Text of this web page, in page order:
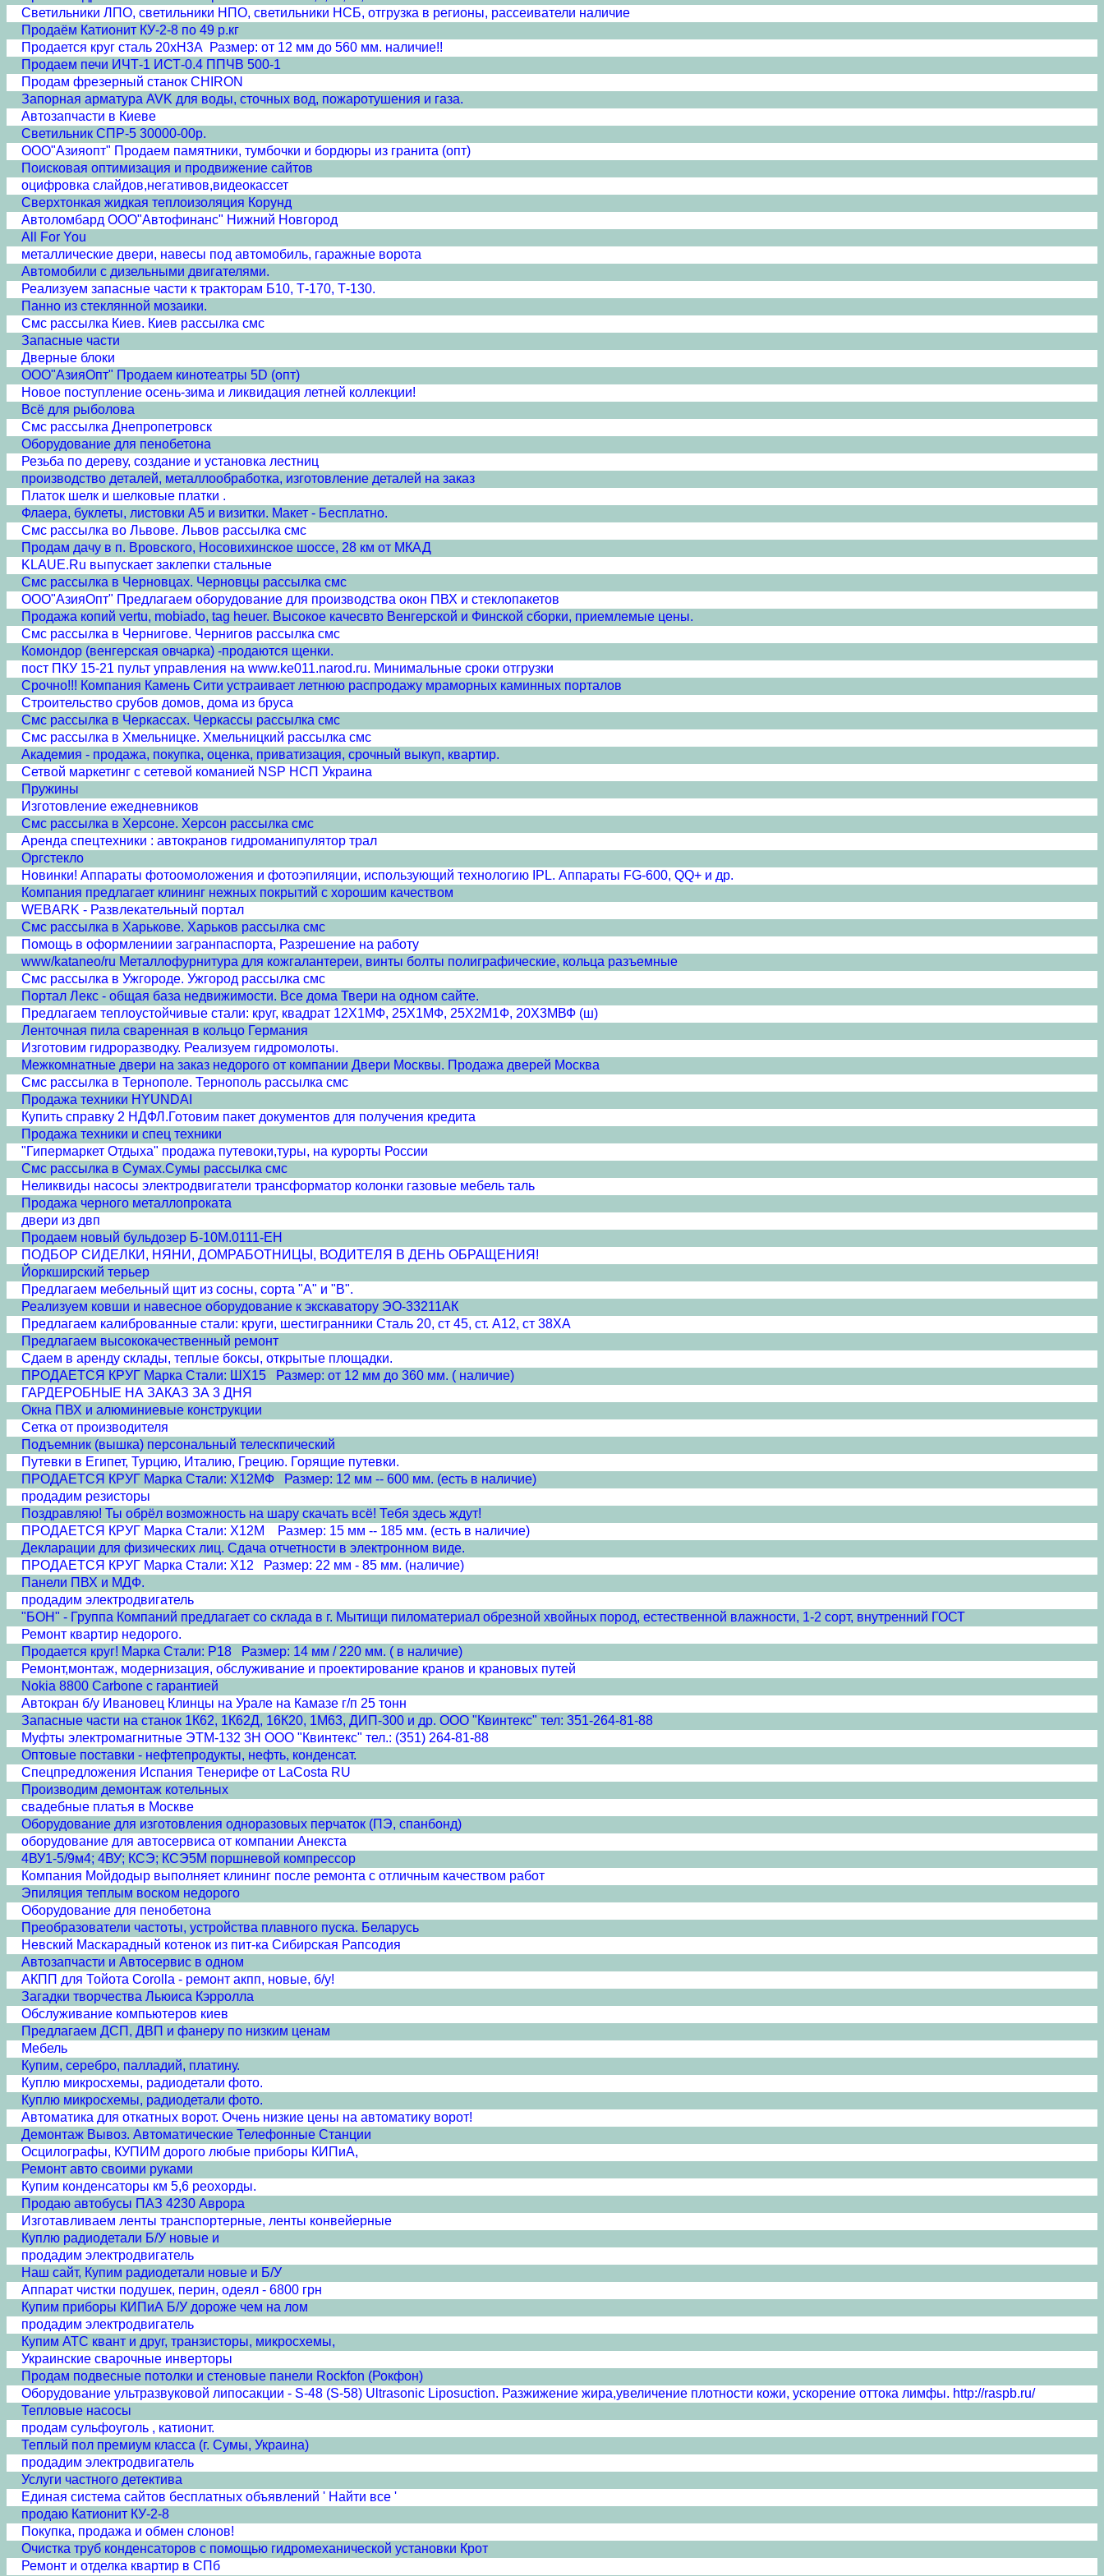
Светильники ЛПО, светильники НПО, светильники НСБ, отгрузка в регионы, рассеиватели наличие
Продаём Катионит КУ-2-8 по 49 р.кг
Продается круг сталь 20хН3А Размер: от 12 мм до 560 мм. наличие!!
Продаем печи ИЧТ-1 ИСТ-0.4 ППЧВ 500-1
Продам фрезерный станок CHIRON
Запорная арматура AVK для воды, сточных вод, пожаротушения и газа.
Автозапчасти в Киеве
Светильник СПР-5 30000-00р.
ООО"Азияопт" Продаем памятники, тумбочки и бордюры из гранита (опт)
Поисковая оптимизация и продвижение сайтов
оцифровка слайдов,негативов,видеокассет
Сверхтонкая жидкая теплоизоляция Корунд
Автоломбард ООО"Автофинанс" Нижний Новгород
All For You
металлические двери, навесы под автомобиль, гаражные ворота
Автомобили с дизельными двигателями.
Реализуем запасные части к тракторам Б10, Т-170, Т-130.
Панно из стеклянной мозаики.
Смс рассылка Киев. Киев рассылка смс
Запасные части
Дверные блоки
ООО"АзияОпт" Продаем кинотеатры 5D (опт)
Новое поступление осень-зима и ликвидация летней коллекции!
Всё для рыболова
Смс рассылка Днепропетровск
Оборудование для пенобетона
Резьба по дереву, создание и установка лестниц
производство деталей, металлообработка, изготовление деталей на заказ
Платок шелк и шелковые платки .
Флаера, буклеты, листовки А5 и визитки. Макет - Бесплатно.
Смс рассылка во Львове. Львов рассылка смс
Продам дачу в п. Вровского, Носовихинское шоссе, 28 км от МКАД
KLAUE.Ru выпускает заклепки стальные
Смс рассылка в Черновцах. Черновцы рассылка смс
ООО"АзияОпт" Предлагаем оборудование для производства окон ПВХ и стеклопакетов
Продажа копий vertu, mobiado, tag heuer. Высокое качесвто Венгерской и Финской сборки, приемлемые цены.
Смс рассылка в Чернигове. Чернигов рассылка смс
Комондор (венгерская овчарка) -продаются щенки.
пост ПКУ 15-21 пульт управления на www.ke011.narod.ru. Минимальные сроки отгрузки
Срочно!!! Компания Камень Сити устраивает летнюю распродажу мраморных каминных порталов
Строительство срубов домов, дома из бруса
Смс рассылка в Черкассах. Черкассы рассылка смс
Смс рассылка в Хмельницке. Хмельницкий рассылка смс
Академия - продажа, покупка, оценка, приватизация, срочный выкуп, квартир.
Сетвой маркетинг с сетевой команией NSP НСП Украина
Пружины
Изготовление ежедневников
Смс рассылка в Херсоне. Херсон рассылка смс
Аренда спецтехники : автокранов гидроманипулятор трал
Оргстекло
Новинки! Аппараты фотоомоложения и фотоэпиляции, использующий технологию IPL. Аппараты FG-600, QQ+ и др.
Компания предлагает клининг нежных покрытий с хорошим качеством
WEBARK - Развлекательный портал
Смс рассылка в Харькове. Харьков рассылка смс
Помощь в оформлениии загранпаспорта, Разрешение на работу
www/kataneo/ru Металлофурнитура для кожгалантереи, винты болты полиграфические, кольца разъемные
Смс рассылка в Ужгороде. Ужгород рассылка смс
Портал Лекс - общая база недвижимости. Все дома Твери на одном сайте.
Предлагаем теплоустойчивые стали: круг, квадрат 12Х1МФ, 25Х1МФ, 25Х2М1Ф, 20Х3МВФ (ш)
Ленточная пила сваренная в кольцо Германия
Изготовим гидроразводку. Реализуем гидромолоты.
Межкомнатные двери на заказ недорого от компании Двери Москвы. Продажа дверей Москва
Смс рассылка в Тернополе. Тернополь рассылка смс
Продажа техники HYUNDAI
Купить справку 2 НДФЛ.Готовим пакет документов для получения кредита
Продажа техники и спец техники
"Гипермаркет Отдыха" продажа путевоки,туры, на курорты России
Смс рассылка в Сумах.Сумы рассылка смс
Неликвиды насосы электродвигатели трансформатор колонки газовые мебель таль
Продажа черного металлопроката
двери из двп
Продаем новый бульдозер Б-10М.0111-ЕН
ПОДБОР СИДЕЛКИ, НЯНИ, ДОМРАБОТНИЦЫ, ВОДИТЕЛЯ В ДЕНЬ ОБРАЩЕНИЯ!
Йоркширский терьер
Предлагаем мебельный щит из сосны, сорта "А" и "B".
Реализуем ковши и навесное оборудование к экскаватору ЭО-33211АК
Предлагаем калиброванные стали: круги, шестигранники Сталь 20, ст 45, ст. А12, ст 38ХА
Предлагаем высококачественный ремонт
Сдаем в аренду склады, теплые боксы, открытые площадки.
ПРОДАЕТСЯ КРУГ Марка Стали: ШХ15 Размер: от 12 мм до 360 мм. ( наличие)
ГАРДЕРОБНЫЕ НА ЗАКАЗ ЗА 3 ДНЯ
Окна ПВХ и алюминиевые конструкции
Сетка от производителя
Подъемник (вышка) персональный телескпический
Путевки в Египет, Турцию, Италию, Грецию. Горящие путевки.
ПРОДАЕТСЯ КРУГ Марка Стали: Х12МФ Размер: 12 мм -- 600 мм. (есть в наличие)
продадим резисторы
Поздравляю! Ты обрёл возможность на шару скачать всё! Тебя здесь ждут!
ПРОДАЕТСЯ КРУГ Марка Стали: Х12М Размер: 15 мм -- 185 мм. (есть в наличие)
Декларации для физических лиц. Сдача отчетности в электронном виде.
ПРОДАЕТСЯ КРУГ Марка Стали: Х12 Размер: 22 мм - 85 мм. (наличие)
Панели ПВХ и МДФ.
продадим электродвигатель
"БОН" - Группа Компаний предлагает со склада в г. Мытищи пиломатериал обрезной хвойных пород, естественной влажности, 1-2 сорт, внутренний ГОСТ
Ремонт квартир недорого.
Продается круг! Марка Стали: Р18 Размер: 14 мм / 220 мм. ( в наличие)
Ремонт,монтаж, модернизация, обслуживание и проектирование кранов и крановых путей
Nokia 8800 Carbone с гарантией
Автокран б/у Ивановец Клинцы на Урале на Камазе г/п 25 тонн
Запасные части на станок 1К62, 1К62Д, 16К20, 1М63, ДИП-300 и др. ООО "Квинтекс" тел: 351-264-81-88
Муфты электромагнитные ЭТМ-132 3Н ООО "Квинтекс" тел.: (351) 264-81-88
Оптовые поставки - нефтепродукты, нефть, конденсат.
Спецпредложения Испания Тенерифе от LaCosta RU
Производим демонтаж котельных
свадебные платья в Москве
Оборудование для изготовления одноразовых перчаток (ПЭ, спанбонд)
оборудование для автосервиса от компании Анекста
4ВУ1-5/9м4; 4ВУ; КСЭ; КСЭ5М поршневой компрессор
Компания Мойдодыр выполняет клининг после ремонта с отличным качеством работ
Эпиляция теплым воском недорого
Оборудование для пенобетона
Преобразователи частоты, устройства плавного пуска. Беларусь
Невский Маскарадный котенок из пит-ка Сибирская Рапсодия
Автозапчасти и Автосервис в одном
АКПП для Тойота Corolla - ремонт акпп, новые, б/у!
Загадки творчества Льюиса Кэрролла
Обслуживание компьютеров киев
Предлагаем ДСП, ДВП и фанеру по низким ценам
Мебель
Купим, серебро, палладий, платину.
Куплю микросхемы, радиодетали фото.
Куплю микросхемы, радиодетали фото.
Автоматика для откатных ворот. Очень низкие цены на автоматику ворот!
Демонтаж Вывоз. Автоматические Телефонные Станции
Осцилографы, КУПИМ дорого любые приборы КИПиА,
Ремонт авто своими руками
Купим конденсаторы км 5,6 реохорды.
Продаю автобусы ПАЗ 4230 Аврора
Изготавливаем ленты транспортерные, ленты конвейерные
Куплю радиодетали Б/У новые и
продадим электродвигатель
Наш сайт, Купим радиодетали новые и Б/У
Аппарат чистки подушек, перин, одеял - 6800 грн
Купим приборы КИПиА Б/У дороже чем на лом
продадим электродвигатель
Купим АТС квант и друг, транзисторы, микросхемы,
Украинские сварочные инверторы
Продам подвесные потолки и стеновые панели Rockfon (Рокфон)
Оборудование ультразвуковой липосакции - S-48 (S-58) Ultrasonic Liposuction. Разжижение жира,увеличение плотности кожи, ускорение оттока лимфы. http://raspb.ru/
Тепловые насосы
продам сульфоуголь , катионит.
Теплый пол премиум класса (г. Сумы, Украина)
продадим электродвигатель
Услуги частного детектива
Единая система сайтов бесплатных объявлений ' Найти все '
продаю Катионит КУ-2-8
Покупка, продажа и обмен слонов!
Очистка труб конденсаторов с помощью гидромеханической установки Крот
Ремонт и отделка квартир в СПб